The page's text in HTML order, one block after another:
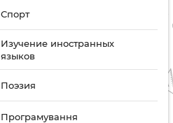
Спорт
Изучение иностранных
языков
Поэзия
Програмування